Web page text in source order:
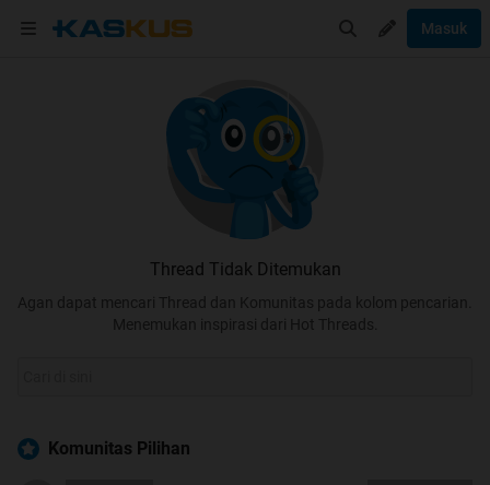
Masuk
Thread Tidak Ditemukan
Agan dapat mencari Thread dan Komunitas pada kolom pencarian.
Menemukan inspirasi dari Hot Threads.
Komunitas Pilihan